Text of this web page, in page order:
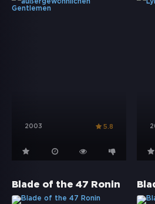
2003 5.8
Blade of the 47 Ronin